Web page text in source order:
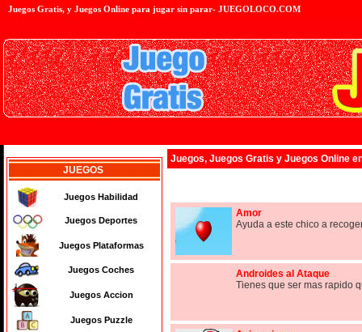
Juegos Gratis, y Juegos Online para jugar sin parar- JUEGOLOCO.COM
JUEGOS
Juegos Habilidad
Juegos Deportes
Juegos Plataformas
Juegos Coches
Juegos Accion
Juegos Puzzle
Juegos, Juegos Gratis y Juegos Online
Amor
Ayuda a este chico a
Androides al Ataque
Tienes que ser mas rapido